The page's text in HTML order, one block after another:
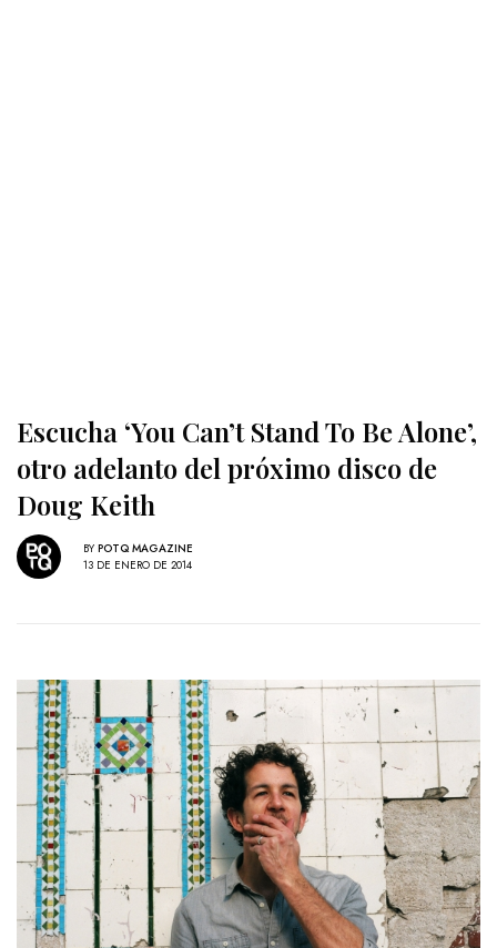
Escucha ‘You Can’t Stand To Be Alone’,
otro adelanto del próximo disco de
Doug Keith
BY POTQ MAGAZINE
13 DE ENERO DE 2014